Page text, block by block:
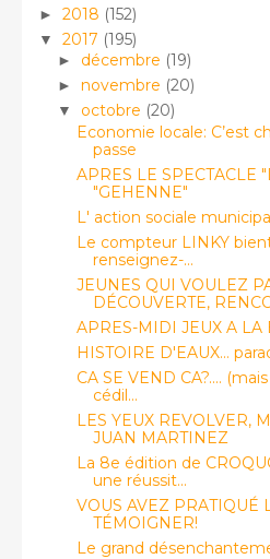
► 2018 (152)
▼ 2017 (195)
► décembre (19)
► novembre (20)
▼ octobre (20)
Economie locale: C’est
passe
APRES LE SPECTACLE
"GEHENNE"
L' action sociale
Le compteur LINKY
renseignez-...
JEUNES QUI VOULEZ
DÉCOUVERTE,
APRES-MIDI JEUX A LA
HISTOIRE D'EAUX…
CA SE VEND CA?....
cédil...
LES YEUX REVOLVER,
JUAN MARTINEZ
La 8e édition de
une réussit...
VOUS AVEZ PRATIQUÉ
TÉMOIGNER!
Le grand